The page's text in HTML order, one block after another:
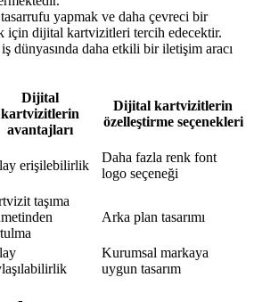
tasarrufu yapmak ve daha çevreci bir
için dijital kartvizitleri tercih edecektir.
dünyasında daha etkili bir iletişim aracı
Dijital
kartvizitlerin
avantajları
Dijital kartvizitlerin
özelleştirme seçenekleri
erişilebilirlik
Daha fazla renk font
logo seçeneği
taşıma
Arka plan tasarımı
Kurumsal markaya
uygun tasarım